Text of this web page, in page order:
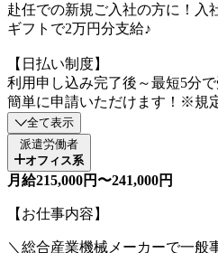
赴任での新規ご入社の方に！入
ギフトで2万円分支給♪
【日払い制度】
利用申し込み完了後～最短5分
簡単に申請いただけます！※規
全て表示
派遣労働者
オフィス系
月給215,000円〜241,000円
【お仕事内容】
＼総合産業機械メーカーで一般